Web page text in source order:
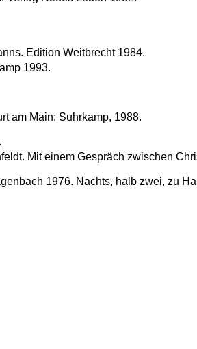
Edition Weitbrecht 1984.
1993.
am Main: Suhrkamp, 1988.
Mit einem Gespräch zwischen
1976. Nachts, halb zwei, zu